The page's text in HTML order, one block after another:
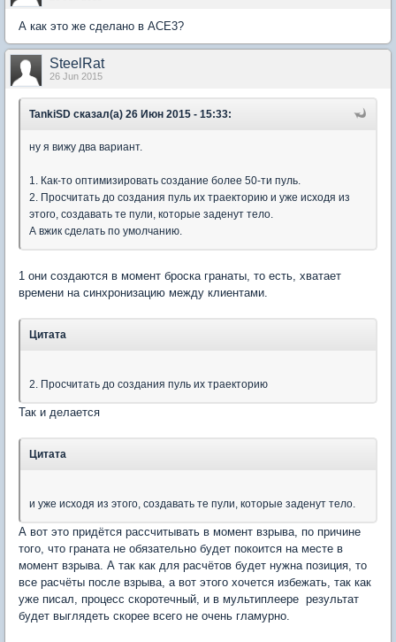
А как это же сделано в ACE3?
SteelRat
26 Jun 2015
TankiSD сказал(а) 26 Июн 2015 - 15:33:
ну я вижу два вариант.
1. Как-то оптимизировать создание более 50-ти пуль.
2. Просчитать до создания пуль их траекторию и уже исходя из
этого, создавать те пули, которые заденут тело.
А вжик сделать по умолчанию.
1 они создаются в момент броска гранаты, то есть, хватает
времени на синхронизацию между клиентами.
Цитата
2. Просчитать до создания пуль их траекторию
Так и делается
Цитата
и уже исходя из этого, создавать те пули, которые заденут тело.
А вот это придётся рассчитывать в момент взрыва, по причине
того, что граната не обязательно будет покоится на месте в
момент взрыва. А так как для расчётов будет нужна позиция, то
все расчёты после взрыва, а вот этого хочется избежать, так как
уже писал, процесс скоротечный, и в мультиплеере результат
будет выглядеть скорее всего не очень гламурно.